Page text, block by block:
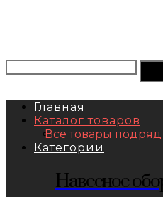
Главная
Каталог товаров
Все товары подряд
Категории
Навесное